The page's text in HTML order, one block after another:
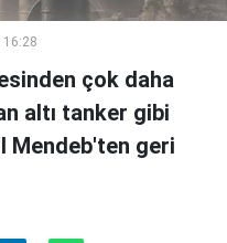
çok daha
altı tanker gibi
Mendeb'ten geri